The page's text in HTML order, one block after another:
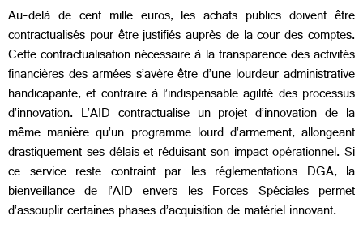
Au-delà de cent mille euros, les achats publics doivent être
contractualisés pour être justifiés auprès de la cour des comptes.
Cette contractualisation nécessaire à la transparence des activités
financières des armées s’avère être d’une lourdeur administrative
handicapante, et contraire à l’indispensable agilité des processus
d’innovation. L’AID contractualise un projet d’innovation de la
même manière qu’un programme lourd d’armement, allongeant
drastiquement ses délais et réduisant son impact opérationnel. Si
ce service reste contraint par les réglementations DGA, la
bienveillance de l’AID envers les Forces Spéciales permet
d’assouplir certaines phases d’acquisition de matériel innovant.